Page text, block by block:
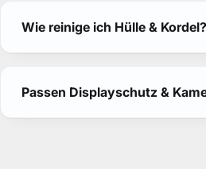
Wie reinige ich Hülle & Kordel?
Passen Displayschutz &